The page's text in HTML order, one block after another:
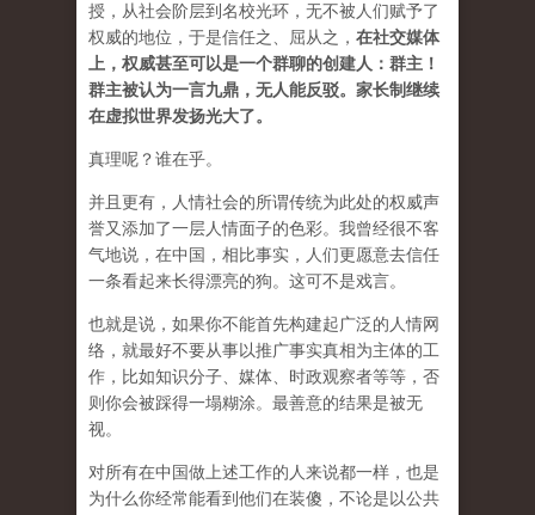
授，从社会阶层到名校光环，无不被人们赋予了
权威的地位，于是信任之、屈从之， 在社交媒体
上，权威甚至可以是一个群聊的创建人：群主！
群主被认为一言九鼎，无人能反驳。家长制继续
在虚拟世界发扬光大了。
真理呢？谁在乎。
并且更有，人情社会的所谓传统为此处的权威声
誉又添加了一层人情面子的色彩。我曾经很不客
气地说，在中国，相比事实，人们更愿意去信任
一条看起来长得漂亮的狗。这可不是戏言。
也就是说，如果你不能首先构建起广泛的人情网
络，就最好不要从事以推广事实真相为主体的工
作，比如知识分子、媒体、时政观察者等等，否
则你会被踩得一塌糊涂。最善意的结果是被无
视。
对所有在中国做上述工作的人来说都一样，也是
为什么你经常能看到他们在装傻，不论是以公共